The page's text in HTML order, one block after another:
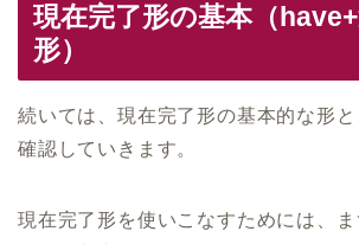
現在完了形の基本（
形）
続いては、現在完了形の基本的な形
確認していきます。
現在完了形を使いこなすためには、